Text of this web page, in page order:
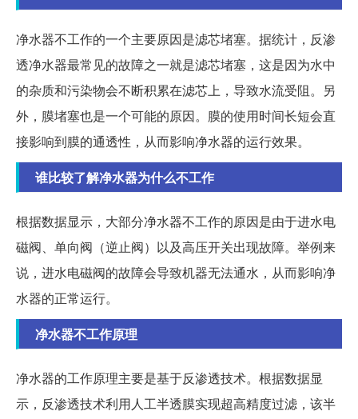
净水器不工作的一个主要原因是滤芯堵塞。据统计，反渗
透净水器最常见的故障之一就是滤芯堵塞，这是因为水中
的杂质和污染物会不断积累在滤芯上，导致水流受阻。另
外，膜堵塞也是一个可能的原因。膜的使用时间长短会直
接影响到膜的通透性，从而影响净水器的运行效果。
谁比较了解净水器为什么不工作
根据数据显示，大部分净水器不工作的原因是由于进水电
磁阀、单向阀（逆止阀）以及高压开关出现故障。举例来
说，进水电磁阀的故障会导致机器无法通水，从而影响净
水器的正常运行。
净水器不工作原理
净水器的工作原理主要是基于反渗透技术。根据数据显
示，反渗透技术利用人工半透膜实现超高精度过滤，该半